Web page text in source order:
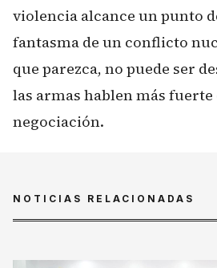
violencia alcance un punto
fantasma de un conflicto
que parezca, no puede ser
las armas hablen más fuerte
negociación.
NOTICIAS RELACIONADAS